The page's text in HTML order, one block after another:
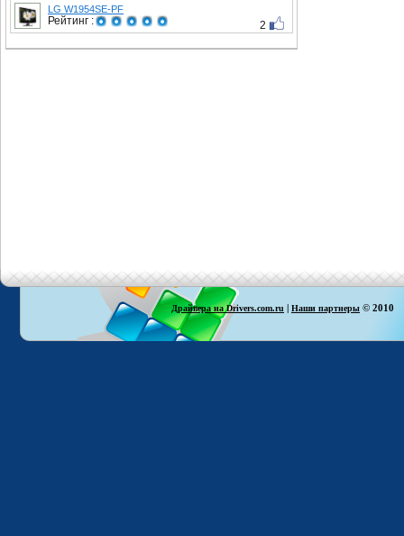
LG W1954SE-PF
Рейтинг : 2
Драйвера на Drivers.com.ru | Наши партнеры © 2010